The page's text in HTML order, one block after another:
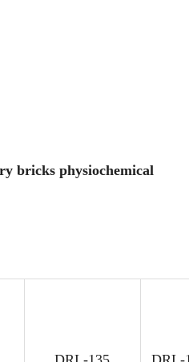
bricks physiochemical